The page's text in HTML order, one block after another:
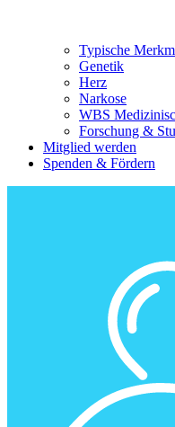
Typische
Genetik
Herz
Narkose
WBS
Forschung &
Mitglied werden
Spenden & Fördern